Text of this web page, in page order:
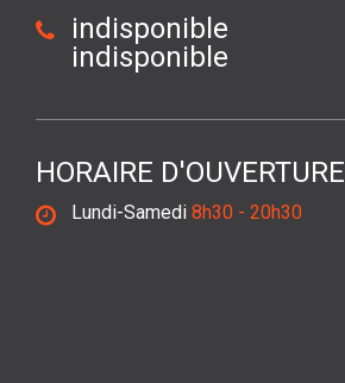
indisponible
indisponible
HORAIRE D'OUVERTURE
Lundi-Samedi 8h30 - 20h30